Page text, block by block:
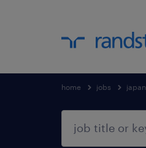
home jobs japan